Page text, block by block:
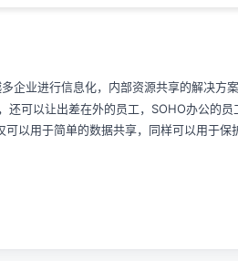
企业进行信息化，内部资源共享的解决方
还可以让出差在外的员工，SOHO办公的员
以用于简单的数据共享，同样可以用于保